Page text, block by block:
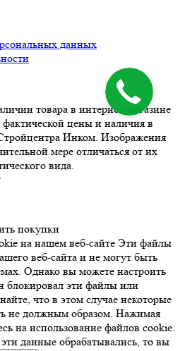
данных
товара в интернет-магазине
фактической цены и наличия в
Инком. Изображения
мере отличаться от их
вида.
покупки
на нашем веб-сайте Эти файлы
веб-сайта и не могут быть
Однако вы можете настроить
блокировал эти файлы или
что в этом случае некоторые
не должным образом. Нажимая
на использование файлов cookie.
данные обрабатывались, то вы